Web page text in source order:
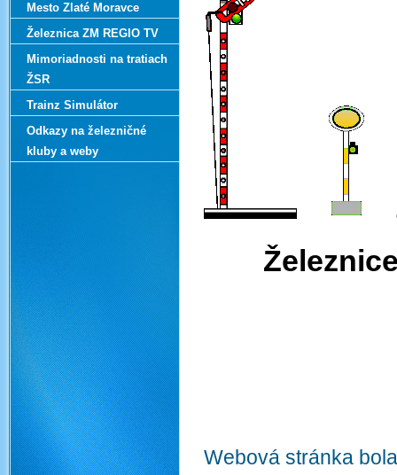
Webová stránka
Mesto Zlaté Moravce
Železnica ZM REGIO TV
Mimoriadnosti na tratiach
ŽSR
Trainz Simulátor
Odkazy na železničné
kluby a weby